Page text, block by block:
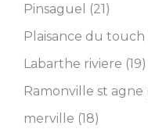
Pinsaguel (21)
Plaisance du touch
Labarthe riviere (19)
Ramonville st agne
merville (18)